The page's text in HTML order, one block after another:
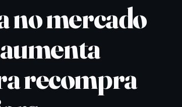
no mercado
recompra